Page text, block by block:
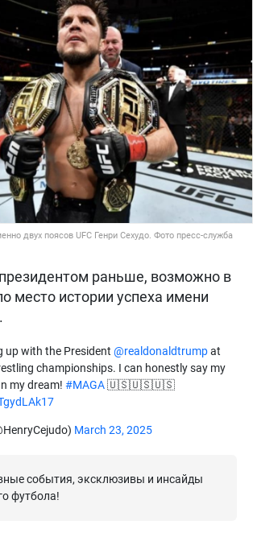
двух поясов UFC Генри Сехудо. Фото пресс-служба
раньше, возможно в
место истории успеха имени
up with the President @realdonaldtrumpat
championships. I can honestly say my
my dream! #MAGA🇺🇸🇺🇸🇺🇸
March 23, 2025
события, эксклюзивы и инсайды
футбола!